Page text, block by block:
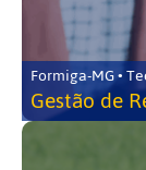
Formiga-MG •
Gestão de